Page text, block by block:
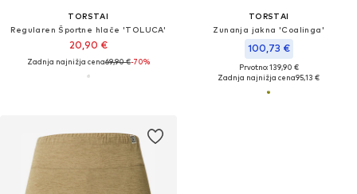
TORSTAI
Regularen Športne hlače 'TOLUCA'
20,90 €
Zadnja najnižja cena69,90 €-70%
TORSTAI
Zunanja jakna 'Coalinga'
100,73 €
Prvotno: 139,90 €
Zadnja najnižja cena95,13 €